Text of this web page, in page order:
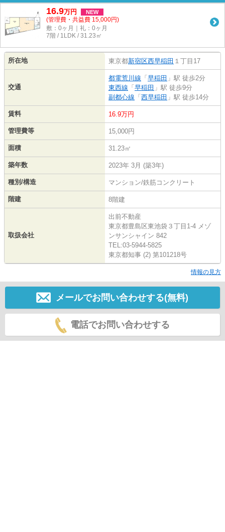
16.9万円 NEW
(管理費・共益費 15,000円)
敷：0ヶ月｜礼：0ヶ月
7階 / 1LDK / 31.23㎡
所在地 東京都新宿区西早稲田 １丁目17
交通
都電荒川線 「 早稲田 」駅 徒歩2分
東西線 「 早稲田 」駅 徒歩9分
副都心線 「 西早稲田 」駅 徒歩14分
賃料 16.9万円
管理費等 15,000円
面積 31.23㎡
築年数 2023年 3月 (築3年)
種別/構造 マンション/鉄筋コンクリート
階建 8階建
取扱会社
出前不動産
東京都豊島区東池袋３丁目1-4 メゾ
ンサンシャイン 842
TEL:03-5944-5825
東京都知事 (2) 第101218号
情報の見方
メールでお問い合わせする(無料)
電話でお問い合わせする